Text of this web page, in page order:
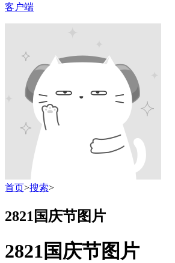
客户端
首页>搜索>
2821国庆节图片
2821国庆节图片